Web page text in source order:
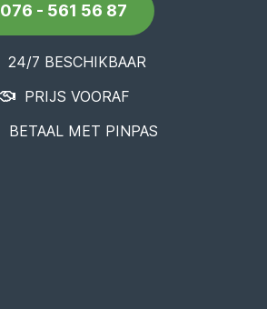
076 - 561 56 87
24/7 BESCHIKBAAR
PRIJS VOORAF
BETAAL MET PINPAS